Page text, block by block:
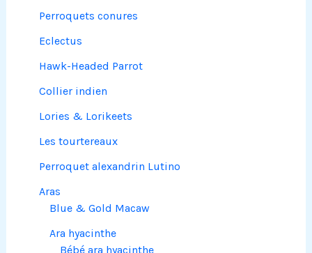
Perroquets conures
Eclectus
Hawk-Headed Parrot
Collier indien
Lories & Lorikeets
Les tourtereaux
Perroquet alexandrin Lutino
Aras
Blue & Gold Macaw
Ara hyacinthe
Bébé ara hyacinthe